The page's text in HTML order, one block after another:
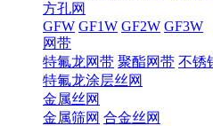
方孔网
GFW GF1W GF2W GF3W
网带
特氟龙网带 聚酯网带 不锈
特氟龙涂层丝网
金属丝网
金属筛网 合金丝网